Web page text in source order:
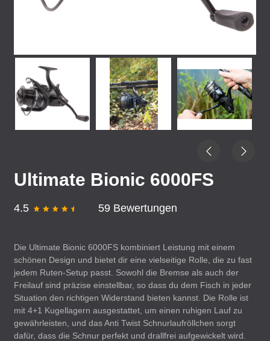
Ultimate Bionic 6000FS
4.5 59 Bewertungen
Die Ultimate Bionic 6000FS kombiniert Leistung mit einem
schönen Design und bietet dir eine vielseitige Rolle, die zu fast
jedem Ruten-Setup passt. Sowohl die Bremse als auch der
Freilauf sind präzise einstellbar, so dass du dem Fisch in jeder
Situation den richtigen Widerstand bieten kannst. Die Rolle ist
mit 4+1 Kugellagern ausgestattet, um einen ruhigen Lauf zu
gewährleisten, und das Anti Twist Schnurlaufröllchen sorgt
dafür, dass die Schnur perfekt und drallfrei aufgewickelt wird.